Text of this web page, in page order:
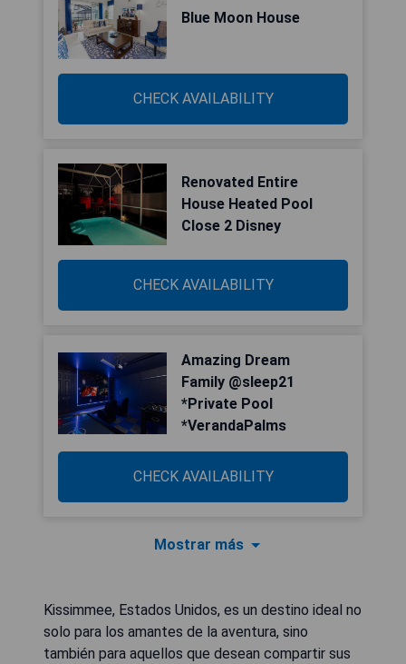
Blue Moon House
CHECK AVAILABILITY
Renovated Entire
House Heated Pool
Close 2 Disney
CHECK AVAILABILITY
Amazing Dream
Family @sleep21
*Private Pool
*VerandaPalms
CHECK AVAILABILITY
Mostrar más
Kissimmee, Estados Unidos, es un destino ideal no
solo para los amantes de la aventura, sino
también para aquellos que desean compartir sus